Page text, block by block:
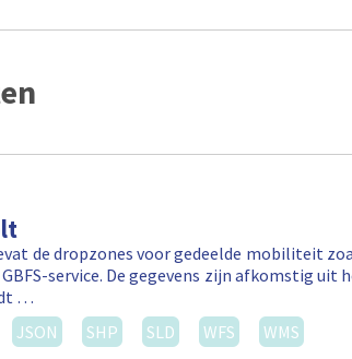
de dropzones voor gedeelde mobiliteit
GBFS-service. De gegevens zijn afkomstig
…
JSON SHP SLD WFS WMS